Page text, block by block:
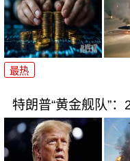
最热
特朗普“黄金舰队”